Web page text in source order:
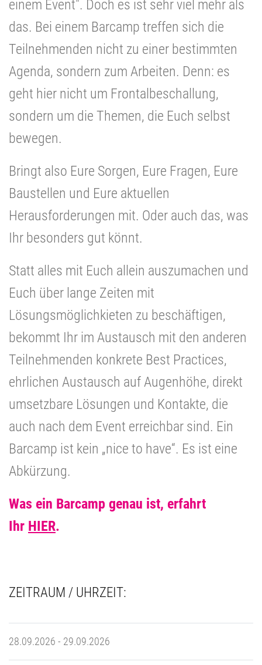
einem Event". Doch es ist sehr viel mehr als
das. Bei einem Barcamp treffen sich die
Teilnehmenden nicht zu einer bestimmten
Agenda, sondern zum Arbeiten. Denn: es
geht hier nicht um Frontalbeschallung,
sondern um die Themen, die Euch selbst
bewegen.
Bringt also Eure Sorgen, Eure Fragen, Eure
Baustellen und Eure aktuellen
Herausforderungen mit. Oder auch das, was
Ihr besonders gut könnt.
Statt alles mit Euch allein auszumachen und
Euch über lange Zeiten mit
Lösungsmöglichkieten zu beschäftigen,
bekommt Ihr im Austausch mit den anderen
Teilnehmenden konkrete Best Practices,
ehrlichen Austausch auf Augenhöhe, direkt
umsetzbare Lösungen und Kontakte, die
auch nach dem Event erreichbar sind. Ein
Barcamp ist kein „nice to have“. Es ist eine
Abkürzung.
Was ein Barcamp genau ist, erfahrt
Ihr HIER.
ZEITRAUM / UHRZEIT:
28.09.2026 - 29.09.2026